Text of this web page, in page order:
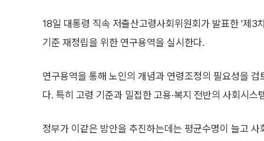
18일 대통령 직속 저출산고령사회위원회가 발표한 '제3
기준 재정립을 위한 연구용역을 실시한다.
연구용역을 통해 노인의 개념과 연령조정의 필요성을
다. 특히 고령 기준과 밀접한 고용·복지 전반의 사회시스
정부가 이같은 방안을 추진하는데는 평균수명이 늘고